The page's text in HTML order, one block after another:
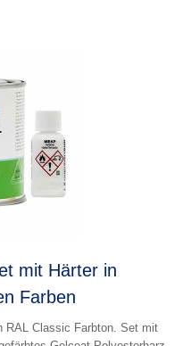
mit Härter in
Farben
RAL Classic Farbton. Set mit